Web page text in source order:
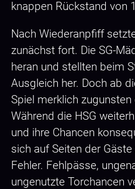
knappen Rückstand von
Nach Wiederanpfiff
zunächst fort. Die SG-
heran und stellten beim
Ausgleich her. Doch ab
Spiel merklich
Während die HSG
und ihre Chancen
sich auf Seiten der
Fehler. Fehlpässe,
ungenutzte Torchancen